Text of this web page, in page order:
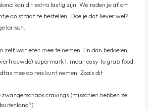
kan dit extra lastig zijn. We raden je af om
op straat te bestellen. Doe je dat liever wel?
zelf wat eten mee te nemen. En dan bedoelen
supermarkt, maar easy to grab food
mee op reis kunt nemen. Zoals dit
cravings (misschien hebben ze